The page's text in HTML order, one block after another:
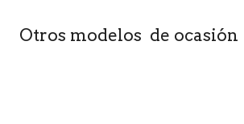
Otros modelos de ocasión